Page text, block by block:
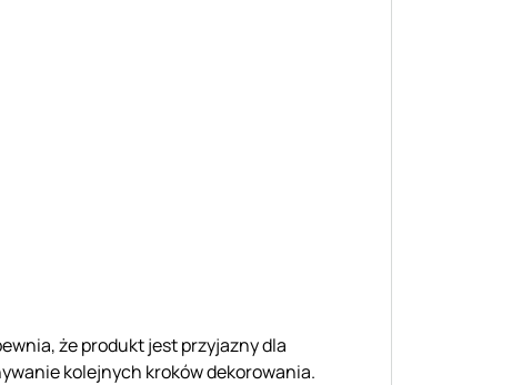
że produkt jest przyjazny dla
kolejnych kroków dekorowania.